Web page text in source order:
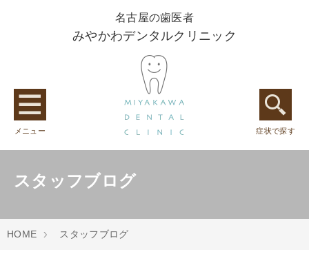
名古屋の歯医者
みやかわデンタルクリニック
メニュー 症状で探す
スタッフブログ
HOME スタッフブログ